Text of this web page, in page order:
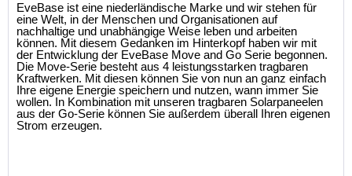
EveBase ist eine niederländische Marke und wir stehen für
eine Welt, in der Menschen und Organisationen auf
nachhaltige und unabhängige Weise leben und arbeiten
können. Mit diesem Gedanken im Hinterkopf haben wir mit
der Entwicklung der EveBase Move and Go Serie begonnen.
Die Move-Serie besteht aus 4 leistungsstarken tragbaren
Kraftwerken. Mit diesen können Sie von nun an ganz einfach
Ihre eigene Energie speichern und nutzen, wann immer Sie
wollen. In Kombination mit unseren tragbaren Solarpaneelen
aus der Go-Serie können Sie außerdem überall Ihren eigenen
Strom erzeugen.